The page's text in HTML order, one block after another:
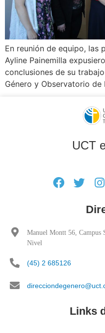
En reunión de equipo, las
Ayline Painemilla
conclusiones de su
Género y Observatorio de
UCT
Manuel Montt 56, Campus
Nivel
(45) 2 685126
Links